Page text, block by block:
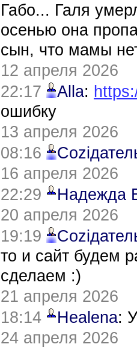
Габо... Галя
осенью она
сын, что мамы
12 апреля 2026
22:17
Alla:
ошибку
13 апреля 2026
08:16
16 апреля 2026
22:29
Надежда
20 апреля 2026
19:19
то и сайт будем
сделаем :)
21 апреля 2026
18:14
Healena:
24 апреля 2026